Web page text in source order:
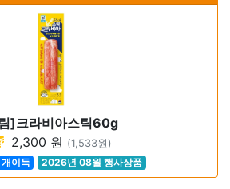
]크라비아스틱60g
2,300 원 (1,533원)
이득 2026년 08월 행사상품